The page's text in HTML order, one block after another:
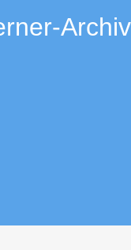
Archiv